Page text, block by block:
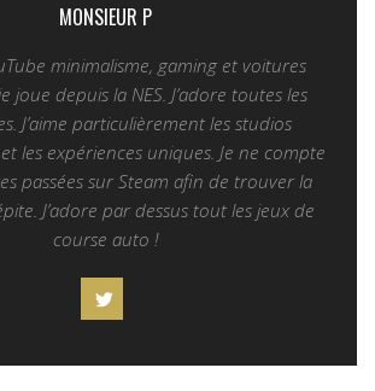
MONSIEUR P
minimalisme, gaming et voitures
joue depuis la NES. J’adore toutes les
J’aime particulièrement les studios
les expériences uniques. Je ne compte
passées sur Steam afin de trouver la
J’adore par dessus tout les jeux de
course auto !